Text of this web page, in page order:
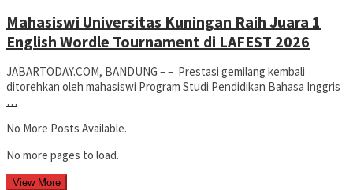
Mahasiswi Universitas Kuningan Raih Juara 1
English Wordle Tournament di LAFEST 2026
JABARTODAY.COM, BANDUNG – – Prestasi gemilang kembali
ditorehkan oleh mahasiswi Program Studi Pendidikan Bahasa Inggris
…
No More Posts Available.
No more pages to load.
View More